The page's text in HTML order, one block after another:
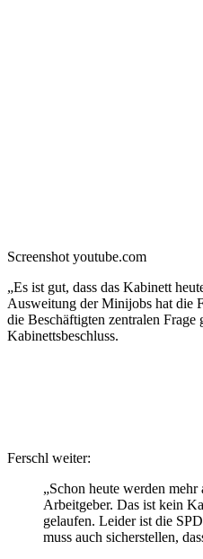
Screenshot youtube.com
„Es ist gut, dass das Kabinett
Ausweitung der Minijobs hat die
die Beschäftigten zentralen
Kabinettsbeschluss.
Ferschl weiter:
„Schon heute werden
Arbeitgeber. Das ist kein
gelaufen. Leider ist die
muss auch sicherstellen,